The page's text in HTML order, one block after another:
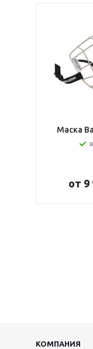
Маска
от 9
КОМПАНИЯ